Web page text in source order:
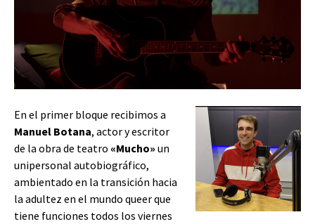
En el primer bloque recibimos a
Manuel Botana, actor y escritor
de la obra de teatro «Mucho» un
unipersonal autobiográfico,
ambientado en la transición hacia
la adultez en el mundo queer que
tiene funciones todos los viernes